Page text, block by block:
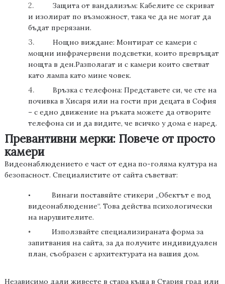
2. Защита от вандализъм: Кабелите се скриват
и изолират по възможност, така че да не могат да
бъдат прерязани.
3. Нощно виждане: Монтират се камери с
мощни инфрачервени подсветки, които превръщат
нощта в ден.Разполагат и с камери които светват
като лампа като мине човек.
4. Връзка с телефона: Представете си, че сте на
почивка в Хисаря или на гости при децата в София
– с едно движение на ръката можете да отворите
телефона си и да видите, че всичко у дома е наред.
Превантивни мерки: Повече от просто
камери
Видеонаблюдението е част от една по-голяма култура на
безопасност. Специалистите от сайта съветват:
•
Винаги поставяйте стикери „Обектът е под
видеонаблюдение“. Това действа психологически
на нарушителите.
• Използвайте специализиранатаформа за
запитвания на сайта, за да получите индивидуален
план, съобразен с архитектурата на вашия дом.
Независимо дали живеете в стара къща в Стария град или